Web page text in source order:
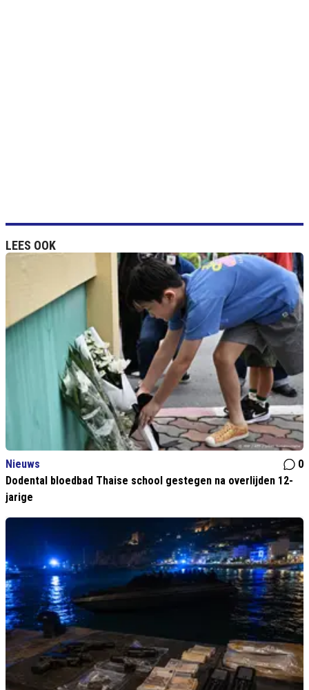
LEES OOK
Nieuws
0
Dodental bloedbad Thaise school gestegen na overlijden 12-
jarige